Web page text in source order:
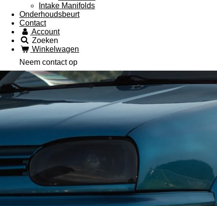
Intake Manifolds
Onderhoudsbeurt
Contact
Account
Zoeken
Winkelwagen
Neem contact op